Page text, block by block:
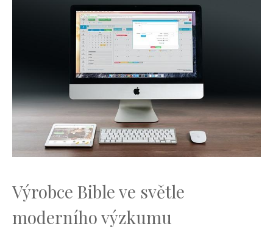
Výrobce Bible ve světle
moderního výzkumu